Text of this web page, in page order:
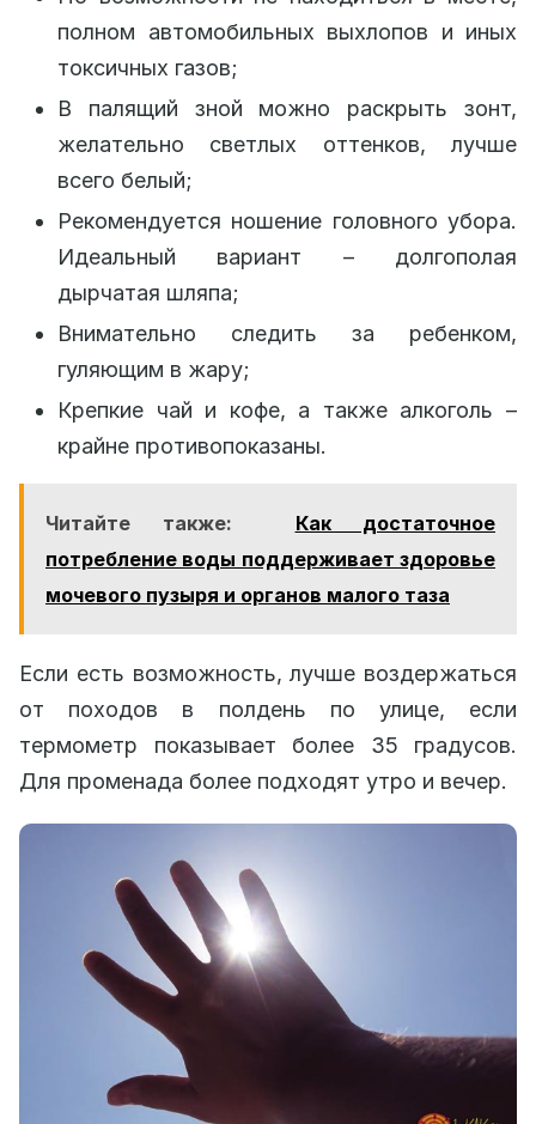
полном автомобильных выхлопов и иных
токсичных газов;
В палящий зной можно раскрыть зонт,
желательно светлых оттенков, лучше
всего белый;
Рекомендуется ношение головного убора.
Идеальный вариант – долгополая
дырчатая шляпа;
Внимательно следить за ребенком,
гуляющим в жару;
Крепкие чай и кофе, а также алкоголь –
крайне противопоказаны.
Читайте также:
Как достаточное
потребление воды поддерживает здоровье
мочевого пузыря и органов малого таза
Если есть возможность, лучше воздержаться
от походов в полдень по улице, если
термометр показывает более 35 градусов.
Для променада более подходят утро и вечер.